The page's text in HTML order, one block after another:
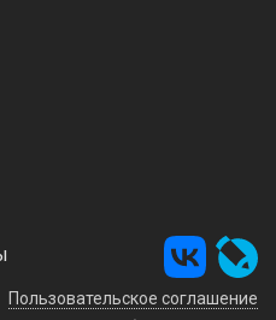
Пользовательское соглашение